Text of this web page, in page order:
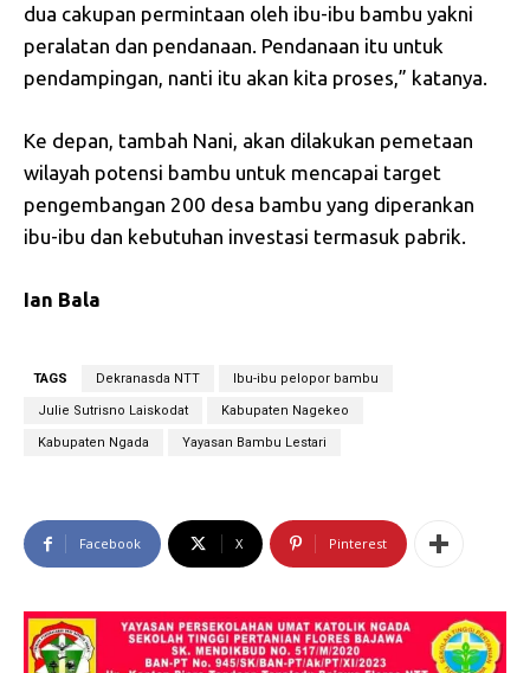
dua cakupan permintaan oleh ibu-ibu bambu yakni
peralatan dan pendanaan. Pendanaan itu untuk
pendampingan, nanti itu akan kita proses,” katanya.
Ke depan, tambah Nani, akan dilakukan pemetaan
wilayah potensi bambu untuk mencapai target
pengembangan 200 desa bambu yang diperankan
ibu-ibu dan kebutuhan investasi termasuk pabrik.
Ian Bala
TAGS Dekranasda NTT Ibu-ibu pelopor bambu
Julie Sutrisno Laiskodat Kabupaten Nagekeo
Kabupaten Ngada Yayasan Bambu Lestari
Facebook X Pinterest